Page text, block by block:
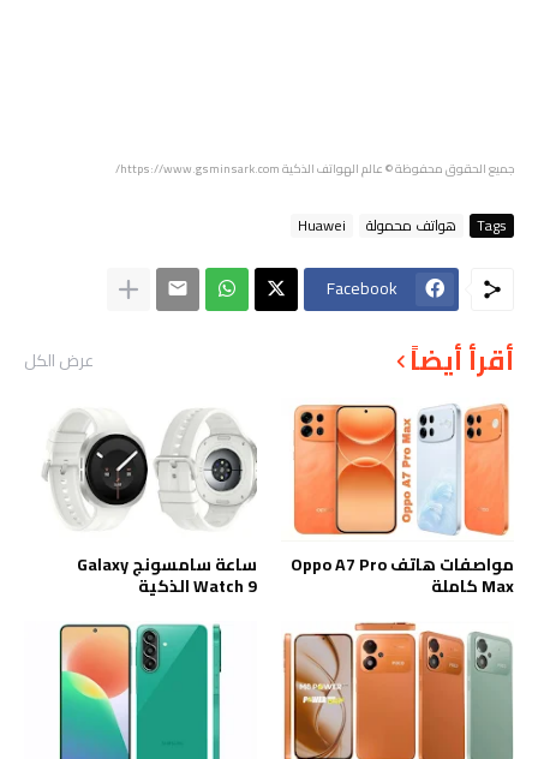
جميع الحقوق محفوظة© عالم الهواتف الذكية https://www.gsminsark.com/
Tags هواتف محمولة Huawei
Facebook
أقرأ أيضاً عرض الكل
مواصفات هاتف Oppo A7 Pro
Max كاملة
ساعة سامسونج Galaxy
Watch 9 الذكية